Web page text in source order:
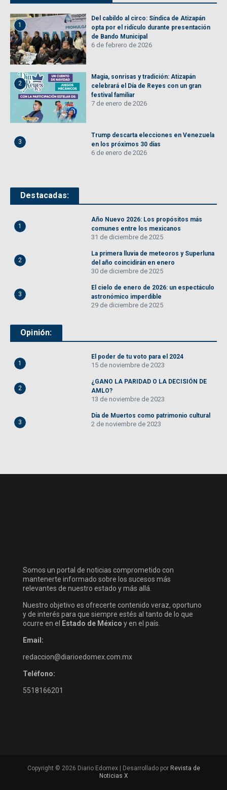
1
Del cabildo al circo: Síndica de Atizapán
opta por el ridículo durante presentación
de Bando Municipal
6 de febrero de 2026
2
Magia, sonrisas y tradición: Atizapán
celebrará el Día de Reyes con un gran
festival familiar
7 de enero de 2026
3
Trump descarta elecciones en Venezuela
en los próximos 30 días
6 de enero de 2026
Destacadas:
1
Año Nuevo 2026: Los propósitos más
comunes entre los mexicanos
31 de diciembre de 2025
2
La primera lluvia de meteoros y Superluna
del año coincidirán en enero
30 de diciembre de 2025
3
El cielo de enero de 2026: un espectáculo
astronómico imperdible
29 de diciembre de 2025
Opinión:
1
El poder de tu voto para el 2024
15 de noviembre de 2023
2
¿GANO LA PARIDAD O LA DECISIÓN DE
AMLO?
13 de noviembre de 2023
3
Día de Muertos como patrimonio cultural
2 de noviembre de 2023
Somos un portal de noticias comprometido con
mantenerte informado sobre los sucesos más
relevantes de nuestro estado y más allá.
Nuestro objetivo es ofrecerte contenido veraz, oportuno
y de interés para que siempre estés al tanto de lo que
ocurre en el
Estado de México y en el país.
Email:
redaccion@diarioedomex.com.mx
Teléfono:
5518166201
Copyright © 2026 Diario Edomex | Desarrollado por Revista de
Noticias X